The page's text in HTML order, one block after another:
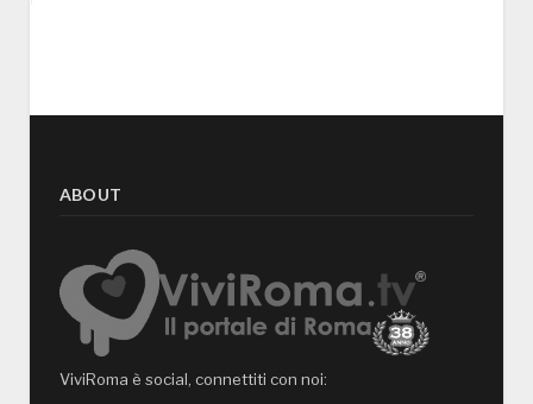
ABOUT
ViviRoma è social, connettiti con noi: